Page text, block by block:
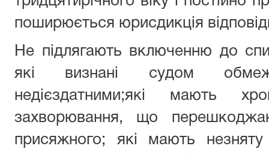
поширюється юрисдикція
Не підлягають включенню до
які визнані судом
недієздатними;які мають
захворювання, що
присяжного; які мають